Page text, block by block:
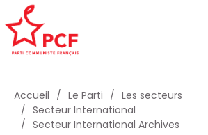
Accueil Le Parti
Les secteurs
Secteur International
Secteur International Archives